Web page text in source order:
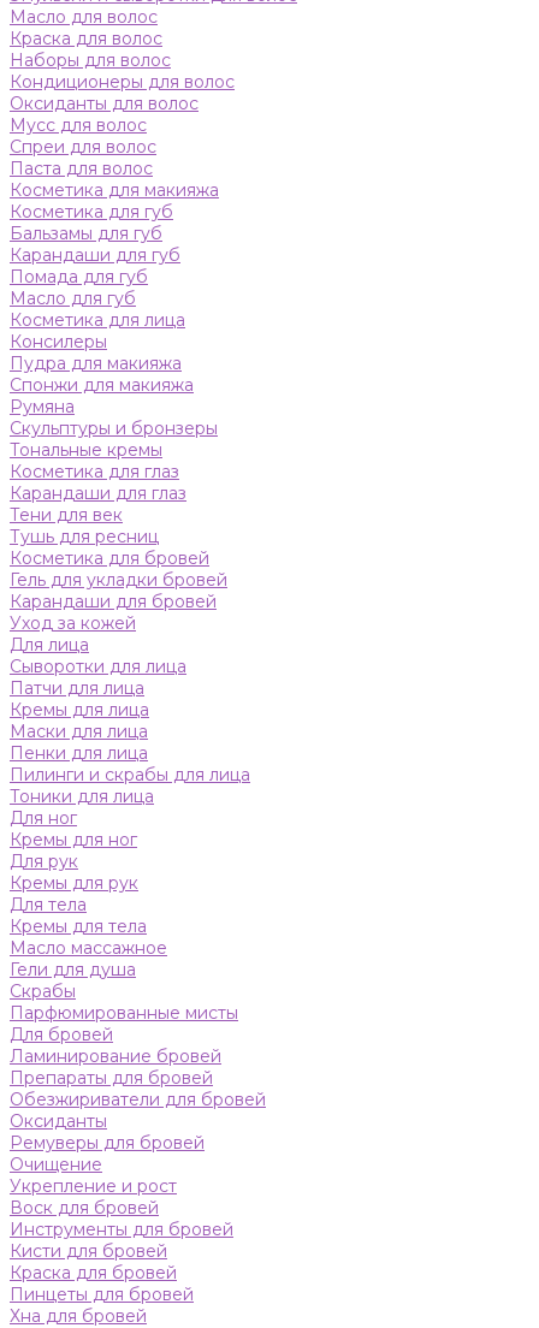
Масло для волос
Краска для волос
Наборы для волос
Кондиционеры для волос
Оксиданты для волос
Мусс для волос
Спреи для волос
Паста для волос
Косметика для макияжа
Косметика для губ
Бальзамы для губ
Карандаши для губ
Помада для губ
Масло для губ
Косметика для лица
Консилеры
Пудра для макияжа
Спонжи для макияжа
Румяна
Скульптуры и бронзеры
Тональные кремы
Косметика для глаз
Карандаши для глаз
Тени для век
Тушь для ресниц
Косметика для бровей
Гель для укладки бровей
Карандаши для бровей
Уход за кожей
Для лица
Сыворотки для лица
Патчи для лица
Кремы для лица
Маски для лица
Пенки для лица
Пилинги и скрабы для лица
Тоники для лица
Для ног
Кремы для ног
Для рук
Кремы для рук
Для тела
Кремы для тела
Масло массажное
Гели для душа
Скрабы
Парфюмированные мисты
Для бровей
Ламинирование бровей
Препараты для бровей
Обезжириватели для бровей
Оксиданты
Ремуверы для бровей
Очищение
Укрепление и рост
Воск для бровей
Инструменты для бровей
Кисти для бровей
Краска для бровей
Пинцеты для бровей
Хна для бровей